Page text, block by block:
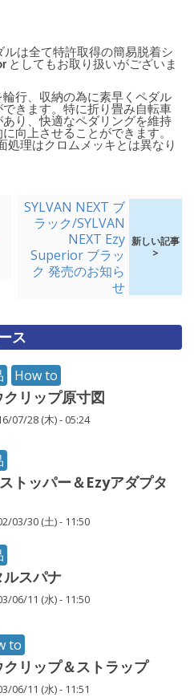
ルは全て特許取得の簡易脱着シ
としてもお取り扱いがございま
行、収納の為に素早くペダル
きます。特に折り畳み自転車
り、快適なペダリングを維持
向上させることができます。
処理はクロムメッキとは異なり
SYLVAN NEXT ブ
ラック/SYLVAN
NEXT Ezy
Superior ブラッ
ク 発売のお知ら
せ
新しい記事
>
ス
How to
クリップ原寸図
07/28 (木) - 05:24
トッパー＆Ezyアダプタ
03/30 (土) - 11:50
ルスパナ
06/11 (水) - 11:50
to
クリップ＆ストラップ
06/11 (水) - 11:51